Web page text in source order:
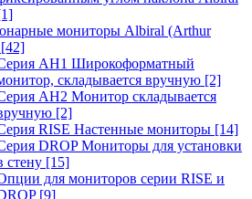
мониторы Albiral (Arthur
[42]
AH1 Широкоформатный
складывается вручную [2]
AH2 Монитор складывается
[2]
RISE Настенные мониторы [14]
DROP Мониторы для установки
стену [15]
для мониторов серии RISE и
[9]